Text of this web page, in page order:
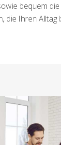
bequem
die Ihren Alltag